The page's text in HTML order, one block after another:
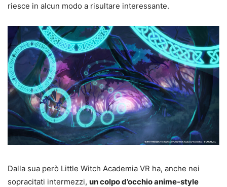
riesce in alcun modo a risultare interessante.
Dalla sua però Little Witch Academia VR ha, anche nei
sopracitati intermezzi, un colpo d’occhio anime-style